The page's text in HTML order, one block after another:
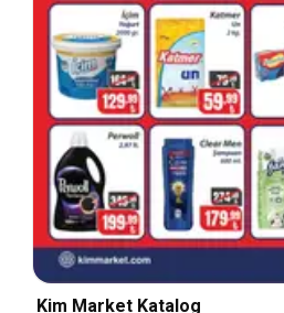
Kim Market Katalog